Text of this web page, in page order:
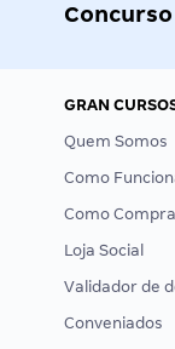
GRAN
Quem Somos
Como
Como
Loja Social
Validador de
Conveniados